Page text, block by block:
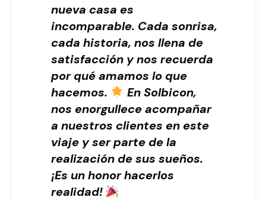
nueva casa es
incomparable. Cada sonrisa,
cada historia, nos llena de
satisfacción y nos recuerda
por qué amamos lo que
hacemos.
En Solbicon,
nos enorgullece acompañar
a nuestros clientes en este
viaje y ser parte de la
realización de sus sueños.
¡Es un honor hacerlos
realidad!